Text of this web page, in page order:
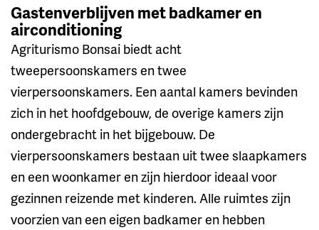
Gastenverblijven met badkamer en
airconditioning
Agriturismo Bonsai biedt acht
tweepersoonskamers en twee
vierpersoonskamers. Een aantal kamers bevinden
zich in het hoofdgebouw, de overige kamers zijn
ondergebracht in het bijgebouw. De
vierpersoonskamers bestaan uit twee slaapkamers
en een woonkamer en zijn hierdoor ideaal voor
gezinnen reizende met kinderen. Alle ruimtes zijn
voorzien van een eigen badkamer en hebben